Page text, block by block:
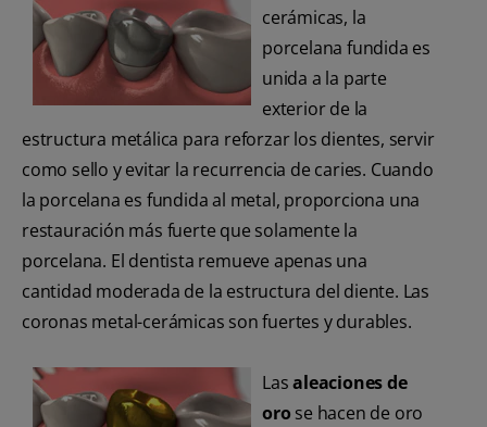
cerámicas, la
porcelana fundida es
unida a la parte
exterior de la
estructura metálica para reforzar los dientes, servir
como sello y evitar la recurrencia de caries. Cuando
la porcelana es fundida al metal, proporciona una
restauración más fuerte que solamente la
porcelana. El dentista remueve apenas una
cantidad moderada de la estructura del diente. Las
coronas metal-cerámicas son fuertes y durables.
Lasaleaciones de
oro se hacen de oro